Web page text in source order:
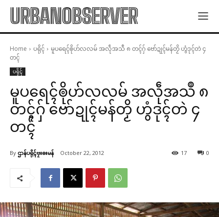
URBANOBSERVER
Home ပရိုၚ်
မူပရေၚ်ၜိုဟ်လလမ် အလဵုအသဳ ၈ တၚ်ဂှ် ဗော်ဍုၚ်မန်တၟိ ဟွံဒုၚ်တဲ ၄
တၚ်
ပရိုၚ်
မူပရေၚ်ၜိုဟ်လလမ် အလဵုအသဳ ၈
တၚ်ဂှ် ဗော်ဍုၚ်မန်တၟိ ဟွံဒုၚ်တဲ ၄
တၚ်
By ဌာန်ပရိုၚ်ဗၠးၜးမန် October 22, 2012 0
17